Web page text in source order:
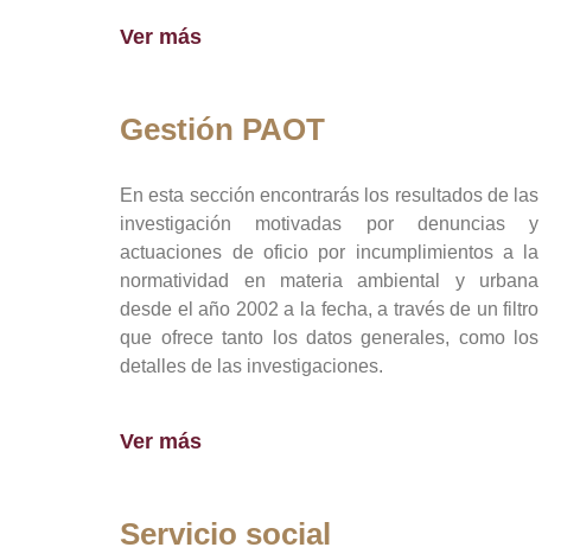
Ver más
Gestión PAOT
En esta sección encontrarás los resultados de las
investigación motivadas por denuncias y
actuaciones de oficio por incumplimientos a la
normatividad en materia ambiental y urbana
desde el año 2002 a la fecha, a través de un filtro
que ofrece tanto los datos generales, como los
detalles de las investigaciones.
Ver más
Servicio social